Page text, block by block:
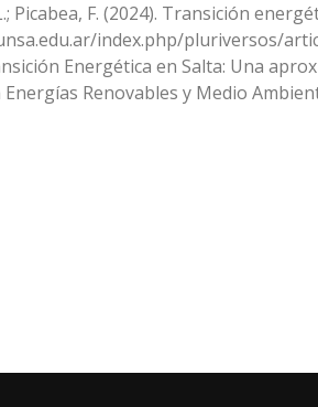
Picabea, F. (2024). Transición
index.php/pluriversos/
Energética en Salta: Una
Renovables y Medio